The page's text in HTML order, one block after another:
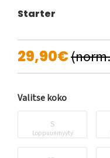
Starter
29,90€
Valitse koko
S
Loppuunmyyty